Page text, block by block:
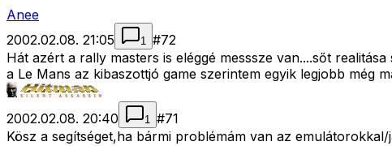
Anee
2002.02.08. 21:05
1 #72
Hát azért a rally masters is eléggé messsze van....sőt
a Le Mans az kibaszottjó game szerintem egyik legjobb még
2002.02.08. 20:40 1 #71
Kösz a segítséget,ha bármi problémám van az